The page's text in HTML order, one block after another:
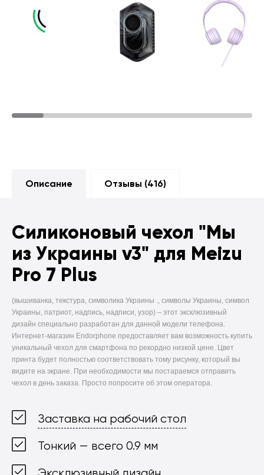
Описание Отзывы (416)
Силиконовый чехол "Мы
из Украины v3" для Meizu
Pro 7 Plus
(вышиванка, текстура, символика Украины ., символы Украины, символ
Украины, патриот, надпись, надписи, узор) – этот эксклюзивный
дизайн специально разработан для данной модели телефона.
Интернет-магазин Endorphone предоставляет вам возможность купить
уникальный чехол для смартфона по рекордно низкой цене. Цвет
принта будет полностью соответствовать тому рисунку, который вы
видите на экране. При необходимости мы постараемся отправить
чехол в день заказа. Просто попросите об этом оператора.
Заставка на рабочий стол
Тонкий — всего 0.9 мм